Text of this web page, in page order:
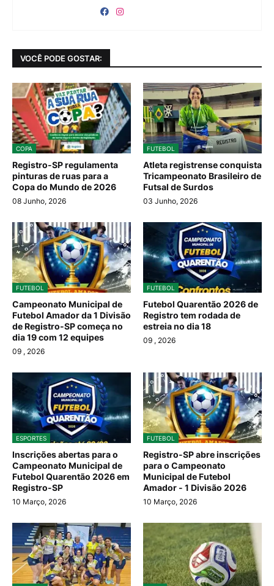
VOCÊ PODE GOSTAR:
COPA
Registro-SP regulamenta
pinturas de ruas para a
Copa do Mundo de 2026
08 Junho, 2026
FUTEBOL
Atleta registrense conquista
Tricampeonato Brasileiro de
Futsal de Surdos
03 Junho, 2026
FUTEBOL
Campeonato Municipal de
Futebol Amador da 1 Divisão
de Registro-SP começa no
dia 19 com 12 equipes
09 , 2026
FUTEBOL
Futebol Quarentão 2026 de
Registro tem rodada de
estreia no dia 18
09 , 2026
ESPORTES
Inscrições abertas para o
Campeonato Municipal de
Futebol Quarentão 2026 em
Registro-SP
10 Março, 2026
FUTEBOL
Registro-SP abre inscrições
para o Campeonato
Municipal de Futebol
Amador - 1 Divisão 2026
10 Março, 2026